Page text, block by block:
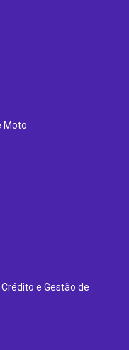
Moto
e Gestão de